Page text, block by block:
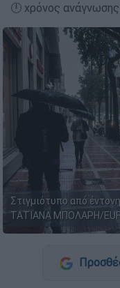
🕛 χρόνος
Στιγμιότυπο από
ΤΑΤΙΑΝΑ ΜΠΟΛΑΡΗ/